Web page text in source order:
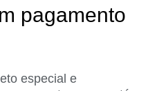
pagamento
especial e